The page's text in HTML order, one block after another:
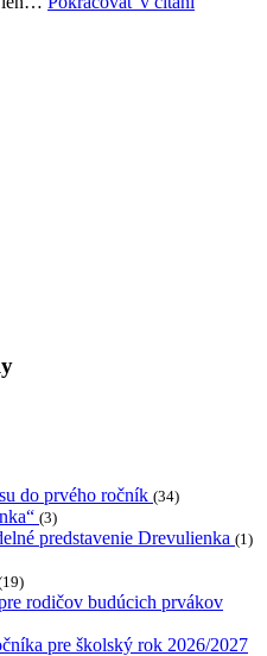
do prvého ročník (34)
(3)
predstavenie Drevulienka (1)
rodičov budúcich prvákov
pre školský rok 2026/2027